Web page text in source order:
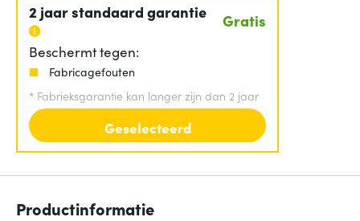
2 jaar standaard garantie Gratis
Beschermt tegen:
Fabricagefouten
* Fabrieksgarantie kan langer zijn dan 2 jaar
Geselecteerd
Productinformatie